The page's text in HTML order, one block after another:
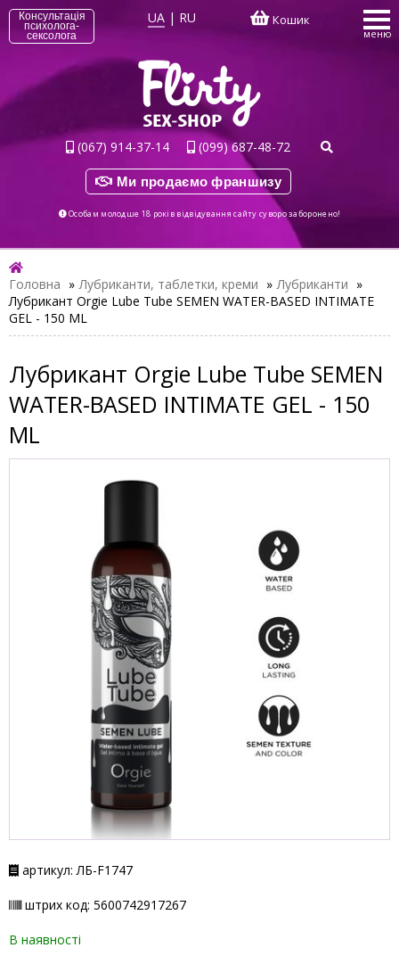
Консультація
психолога-
сексолога
UA | RU Кошик
меню
(067) 914-37-14 (099) 687-48-72
Ми продаємо франшизу
Особам молодше 18 років відвідування сайту суворо заборонено!
Головна » Лубриканти, таблетки, креми » Лубриканти »
Лубрикант Orgie Lube Tube SEMEN WATER-BASED INTIMATE
GEL - 150 ML
Лубрикант Orgie Lube Tube SEMEN
WATER-BASED INTIMATE GEL - 150
ML
артикул: ЛБ-F1747
штрих код: 5600742917267
В наявності